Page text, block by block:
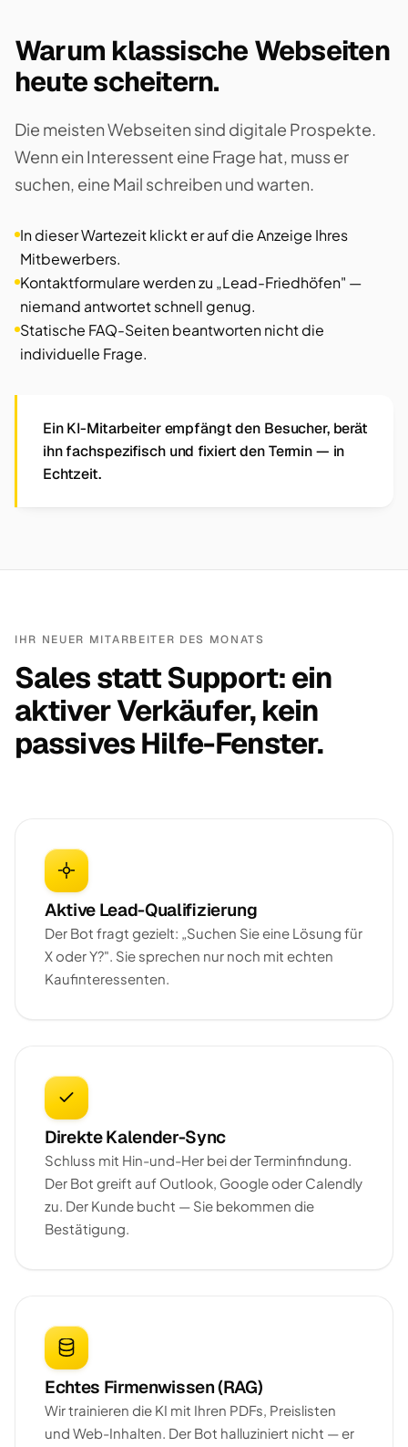
Warum klassische Webseiten
heute scheitern.
Die meisten Webseiten sind digitale Prospekte.
Wenn ein Interessent eine Frage hat, muss er
suchen, eine Mail schreiben und warten.
In dieser Wartezeit klickt er auf die Anzeige Ihres
Mitbewerbers.
Kontaktformulare werden zu „Lead-Friedhöfen" —
niemand antwortet schnell genug.
Statische FAQ-Seiten beantworten nicht die
individuelle Frage.
Ein KI-Mitarbeiter empfängt den Besucher, berät
ihn fachspezifisch und fixiert den Termin — in
Echtzeit.
IHR NEUER MITARBEITER DES MONATS
Sales statt Support: ein
aktiver Verkäufer, kein
passives Hilfe-Fenster.
Aktive Lead-Qualifizierung
Der Bot fragt gezielt: „Suchen Sie eine Lösung für
X oder Y?". Sie sprechen nur noch mit echten
Kaufinteressenten.
Direkte Kalender-Sync
Schluss mit Hin-und-Her bei der Terminfindung.
Der Bot greift auf Outlook, Google oder Calendly
zu. Der Kunde bucht — Sie bekommen die
Bestätigung.
Echtes Firmenwissen (RAG)
Wir trainieren die KI mit Ihren PDFs, Preislisten
und Web-Inhalten. Der Bot halluziniert nicht — er